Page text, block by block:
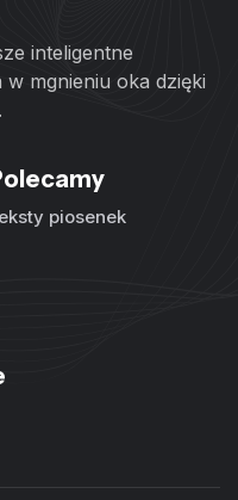
inteligentne
mgnieniu oka dzięki
piosenek